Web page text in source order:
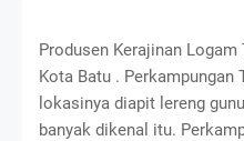
Produsen Kerajinan
Kota Batu . Perkampungan
lokasinya diapit lereng
banyak dikenal itu.